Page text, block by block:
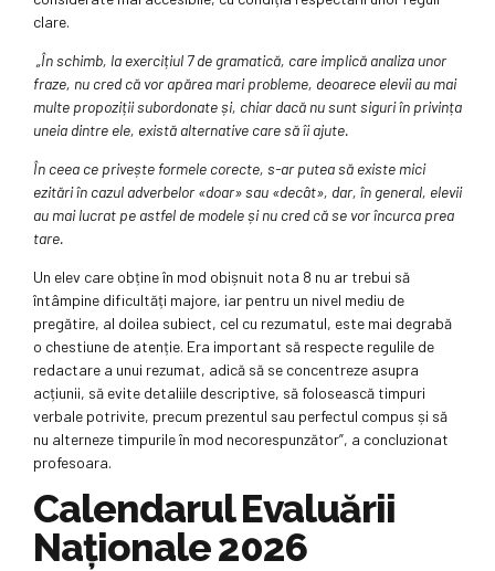
clare.
„În schimb, la exercițiul 7 de gramatică, care implică analiza unor
fraze, nu cred că vor apărea mari probleme, deoarece elevii au mai
multe propoziții subordonate și, chiar dacă nu sunt siguri în privința
uneia dintre ele, există alternative care să îi ajute.
În ceea ce privește formele corecte, s-ar putea să existe mici
ezitări în cazul adverbelor «doar» sau «decât», dar, în general, elevii
au mai lucrat pe astfel de modele și nu cred că se vor încurca prea
tare.
Un elev care obține în mod obișnuit nota 8 nu ar trebui să
întâmpine dificultăți majore, iar pentru un nivel mediu de
pregătire, al doilea subiect, cel cu rezumatul, este mai degrabă
o chestiune de atenție. Era important să respecte regulile de
redactare a unui rezumat, adică să se concentreze asupra
acțiunii, să evite detaliile descriptive, să folosească timpuri
verbale potrivite, precum prezentul sau perfectul compus și să
nu alterneze timpurile în mod necorespunzător”, a concluzionat
profesoara.
Calendarul Evaluării
Naționale 2026